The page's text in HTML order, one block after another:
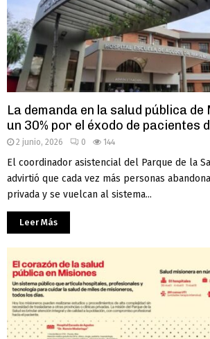
La demanda en la salud pública
un 30% por el éxodo de pacientes
2 junio, 2026 0 144
El coordinador asistencial del Parque de la
advirtió que cada vez más personas
privada y se vuelcan al sistema...
Leer Más